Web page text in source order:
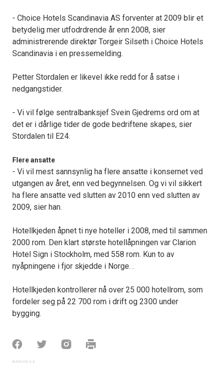
- Choice Hotels Scandinavia AS forventer at 2009 blir et
betydelig mer utfodrdrende år enn 2008, sier
administrerende direktør Torgeir Silseth i Choice Hotels
Scandinavia i en pressemelding.
Petter Stordalen er likevel ikke redd for å satse i
nedgangstider.
- Vi vil følge sentralbanksjef Svein Gjedrems ord om at
det er i dårlige tider de gode bedriftene skapes, sier
Stordalen til E24.
Flere ansatte
- Vi vil mest sannsynlig ha flere ansatte i konsernet ved
utgangen av året, enn ved begynnelsen. Og vi vil sikkert
ha flere ansatte ved slutten av 2010 enn ved slutten av
2009, sier han.
Hotellkjeden åpnet ti nye hoteller i 2008, med til sammen
2000 rom. Den klart største hotellåpningen var Clarion
Hotel Sign i Stockholm, med 558 rom. Kun to av
nyåpningene i fjor skjedde i Norge. .
Hotellkjeden kontrollerer nå over 25 000 hotellrom, som
fordeler seg på 22 700 rom i drift og 2300 under
bygging.